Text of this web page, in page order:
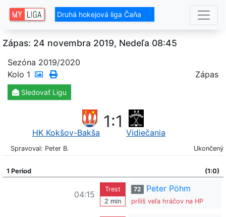
Druhá hokejová liga Čaňa
Zápas: 24 novembra 2019, Nedeľa 08:45
Sezóna 2019/2020
Kolo 1 Zápas
Sledovať Ligu
HK Kokšov-Bakša
1:1
Vidiečania
Spravoval: Peter B. Ukončený
1 Period (1:0)
04:15
Trest
2 min
72 Peter Pöhm
príliš veľa hráčov na HP